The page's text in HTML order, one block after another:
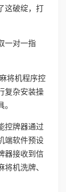
这破绽，打
一对一指
将机程序控
复杂安装操
控牌器通过
端软件预设
器接收到信
机洗牌、